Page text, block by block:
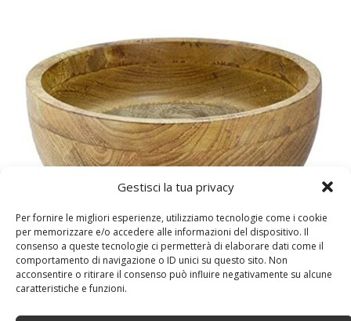
Gestisci la tua privacy
Per fornire le migliori esperienze, utilizziamo tecnologie come i cookie
per memorizzare e/o accedere alle informazioni del dispositivo. Il
consenso a queste tecnologie ci permetterà di elaborare dati come il
comportamento di navigazione o ID unici su questo sito. Non
acconsentire o ritirare il consenso può influire negativamente su alcune
caratteristiche e funzioni.
24,5cm Ø x 9,5 cm di altezza, finitura a cera naturale
senza vernice artificiale. Fatto a mano, stile e design
unici.